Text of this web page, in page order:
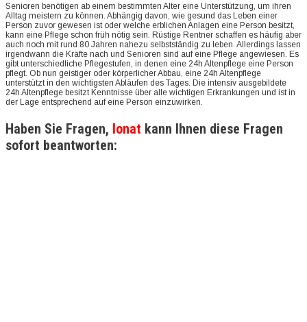
Senioren benötigen ab einem bestimmten Alter eine Unterstützung, um ihren
Alltag meistern zu können. Abhängig davon, wie gesund das Leben einer
Person zuvor gewesen ist oder welche erblichen Anlagen eine Person besitzt,
kann eine Pflege schon früh nötig sein. Rüstige Rentner schaffen es häufig aber
auch noch mit rund 80 Jahren nahezu selbstständig zu leben. Allerdings lassen
irgendwann die Kräfte nach und Senioren sind auf eine Pflege angewiesen. Es
gibt unterschiedliche Pflegestufen, in denen eine 24h Altenpflege eine Person
pflegt. Ob nun geistiger oder körperlicher Abbau, eine 24h Altenpflege
unterstützt in den wichtigsten Abläufen des Tages. Die intensiv ausgebildete
24h Altenpflege besitzt Kenntnisse über alle wichtigen Erkrankungen und ist in
der Lage entsprechend auf eine Person einzuwirken.
Haben Sie Fragen, Ionat kann Ihnen diese Fragen
sofort beantworten: